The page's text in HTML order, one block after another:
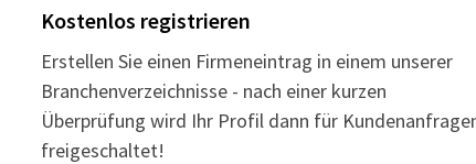
Kostenlos registrieren
Erstellen Sie einen Firmeneintrag in einem unserer
Branchenverzeichnisse - nach einer kurzen
Überprüfung wird Ihr Profil dann für
freigeschaltet!